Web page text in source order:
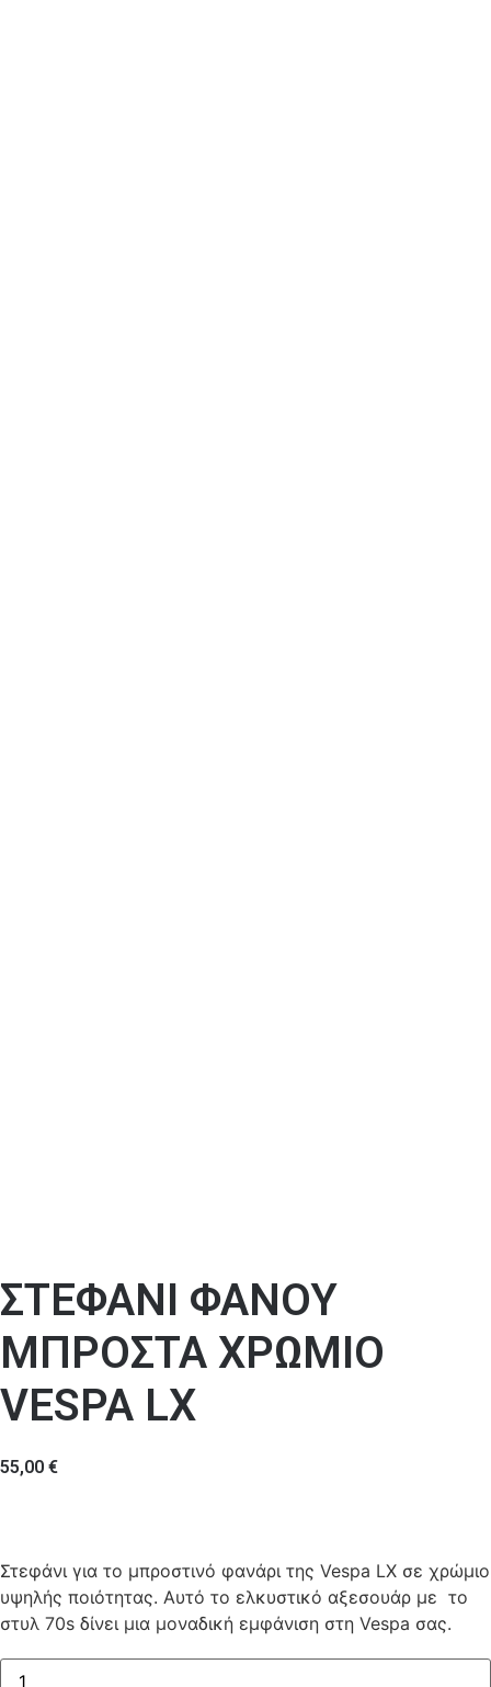
ΣΤΕΦΑΝΙ ΦΑΝΟΥ
ΜΠΡΟΣΤΑ ΧΡΩΜΙΟ
VESPA LX
55,00 €
Στεφάνι για το μπροστινό φανάρι της Vespa LX σε χρώμιο
υψηλής ποιότητας. Αυτό το ελκυστικό αξεσουάρ με το
στυλ 70s δίνει μια μοναδική εμφάνιση στη Vespa σας.
ΣΤΕΦΑΝΙ